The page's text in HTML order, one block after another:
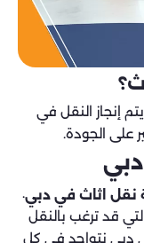
إنجاز النقل في
على الجودة.
دبي
اثاث في دبي.
قد ترغب بالنقل
دبي نتواجد في كل